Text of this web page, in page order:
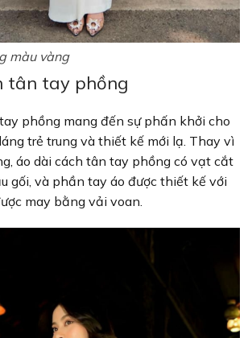
màu vàng
tân tay phồng
phồng mang đến sự phấn khởi cho
trẻ trung và thiết kế mới lạ. Thay vì
áo dài cách tân tay phồng có vạt cắt
gối, và phần tay áo được thiết kế với
may bằng vải voan.